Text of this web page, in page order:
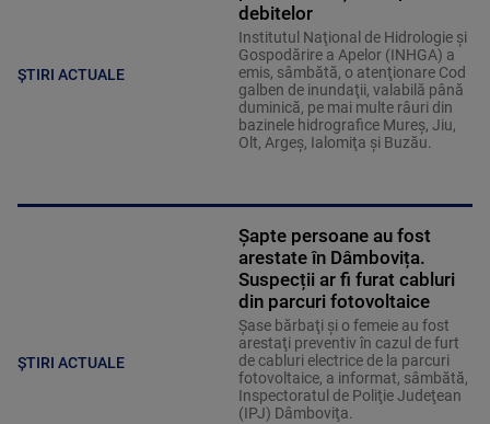
ȘTIRI ACTUALE
debitelor
Institutul Naţional de Hidrologie şi
Gospodărire a Apelor (INHGA) a
emis, sâmbătă, o atenţionare Cod
galben de inundaţii, valabilă până
duminică, pe mai multe râuri din
bazinele hidrografice Mureş, Jiu,
Olt, Argeş, Ialomiţa şi Buzău.
ȘTIRI ACTUALE
Șapte persoane au fost
arestate în Dâmbovița.
Suspecții ar fi furat cabluri
din parcuri fotovoltaice
Şase bărbaţi şi o femeie au fost
arestaţi preventiv în cazul de furt
de cabluri electrice de la parcuri
fotovoltaice, a informat, sâmbătă,
Inspectoratul de Poliţie Judeţean
(IPJ) Dâmboviţa.